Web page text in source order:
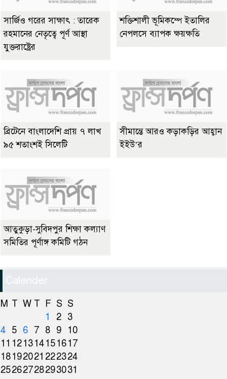
সার্জিও গরের সাক্ষাৎ : তারেক
রহমানের নেতৃত্বে পূর্ণ আস্থা
যুক্তরাষ্ট্রের
শক্তিশালী ভূমিকম্পে ইতালির
নেপলসে ব্যাপক ক্ষয়ক্ষতি
ব্রিটেনে বাংলাদেশি প্রায় ৭ লাখ
৯৫ শতাংশই সিলেটি
সীমান্তে আরও কড়াকড়ির আহ্বান
ইইউ’র
আতুকুড়া-সুবিদপুর শিক্ষা কল্যাণ
সমিতির পূর্ণাঙ্গ কমিটি গঠন
Calender
M T W T F S S
1
2 3
4 5 6 7 8 9
10
11 121314151617
18192021 222324
25262728293031